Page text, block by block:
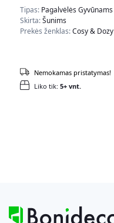
Tipas: Pagalvėlės Gyvūnams
Skirta:Šunims
Prekės ženklas:Cosy & Dozy
Liko tik: 5+ vnt.
Nemokamas pristatymas!